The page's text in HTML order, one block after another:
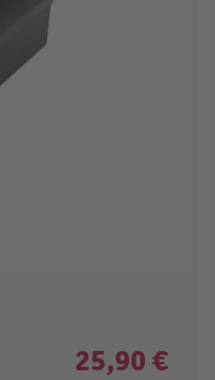
25,90 €